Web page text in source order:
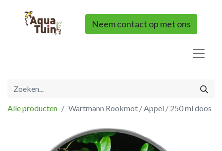
Neem contact op met ons
Alle producten Wartmann Rookmot / Appel / 250 ml doos